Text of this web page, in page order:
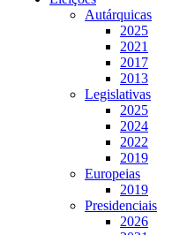
Autárquicas
2025
2021
2017
2013
Legislativas
2025
2024
2022
2019
Europeias
2019
Presidenciais
2026